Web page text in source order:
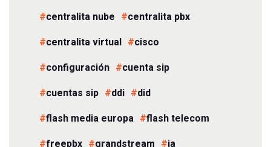
centralita nube
centralita pbx
centralita virtual
cisco
configuración
cuenta sip
cuentas sip
ddi
did
flash media europa
flash telecom